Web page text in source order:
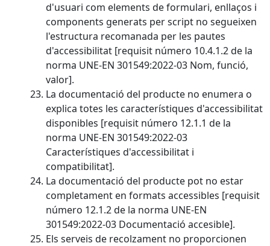
d'usuari com elements de formulari, enllaços i
components generats per script no segueixen
l'estructura recomanada per les pautes
d'accessibilitat [requisit número 10.4.1.2 de la
norma UNE-EN 301549:2022-03 Nom, funció,
valor].
La documentació del producte no enumera o
explica totes les característiques d'accessibilitat
disponibles [requisit número 12.1.1 de la
norma UNE-EN 301549:2022-03
Característiques d'accessibilitat i
compatibilitat].
La documentació del producte pot no estar
completament en formats accessibles [requisit
número 12.1.2 de la norma UNE-EN
301549:2022-03 Documentació accesible].
Els serveis de recolzament no proporcionen